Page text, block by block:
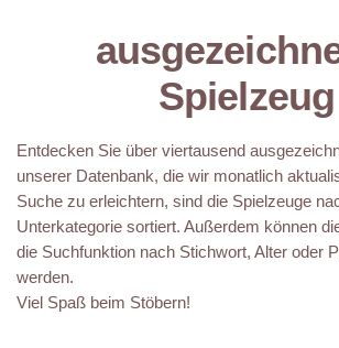
Spielzeug
Entdecken Sie über viertausend
unserer Datenbank, die wir monatlich
Suche zu erleichtern, sind die Spielzeuge
Unterkategorie sortiert. Außerdem können
die Suchfunktion nach Stichwort, Alter oder
werden.
Viel Spaß beim Stöbern!